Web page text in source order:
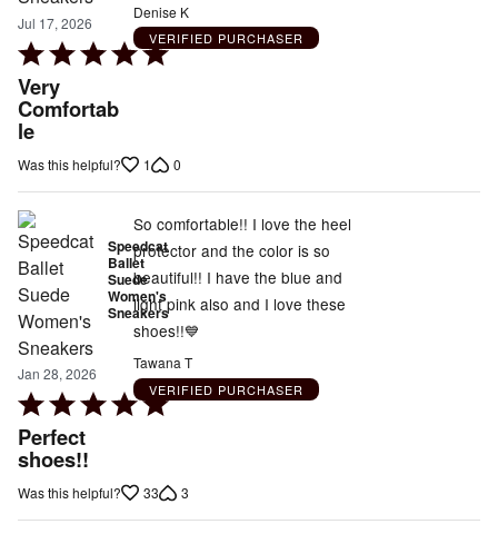
Jul 17, 2026
Rated
5
out
of
5
Very
Comfortab
le
Denise K
VERIFIED PURCHASER
Was this helpful? 1 0
Speedcat
Ballet
Suede
Women's
Sneakers
Jan 28, 2026
Rated
5
out
of
Perfect
shoes!!
So comfortable!! I love the heel
protector and the color is so
beautiful!! I have the blue and
light pink also and I love these
shoes!!💙
Tawana T
VERIFIED PURCHASER
Was this helpful? 33 3